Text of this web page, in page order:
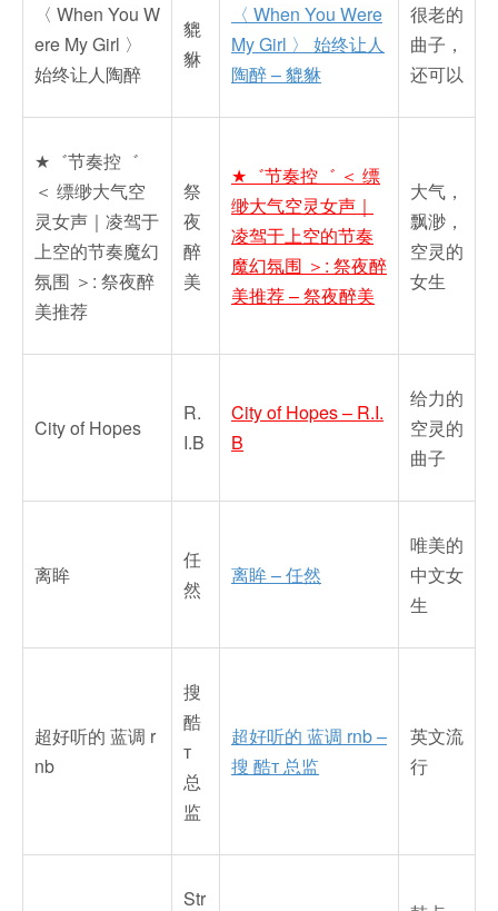
〈 When You W
ere My Girl 〉
始终让人陶醉
貔
貅
〈 When You Were
My Girl 〉 始终让人
陶醉 – 貔貅
很老的
曲子，
还可以
★゛节奏控゛
＜ 缥缈大气空
灵女声｜凌驾于
上空的节奏魔幻
氛围 ＞: 祭夜醉
美推荐
祭
夜
醉
美
★゛节奏控゛ ＜ 缥
缈大气空灵女声｜
凌驾于上空的节奏
魔幻氛围 ＞: 祭夜醉
美推荐 – 祭夜醉美
大气，
飘渺，
空灵的
女生
City of Hopes
R.
I.B
City of Hopes – R.I.
B
给力的
空灵的
曲子
离眸
任
然
离眸 – 任然
唯美的
中文女
生
超好听的 蓝调 r
nb
搜
酷
т
总
监
超好听的 蓝调 rnb –
搜 酷т 总监
英文流
行
Str